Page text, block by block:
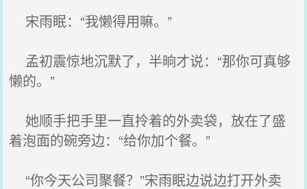
宋雨眠：“我懒得用嘛。”
孟初震惊地沉默了，半晌才说：“那你可真够
懒的。”
她顺手把手里一直拎着的外卖袋，放在了盛
着泡面的碗旁边：“给你加个餐。”
“你今天公司聚餐？”宋雨眠边说边打开外卖